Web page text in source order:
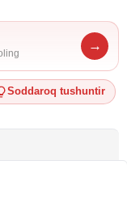
→
Soddaroq tushuntir